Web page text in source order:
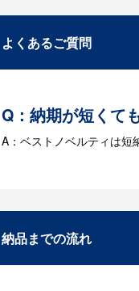
よくあるご質問
Q：納期が短くて
A：ベストノベルティは短
納品までの流れ